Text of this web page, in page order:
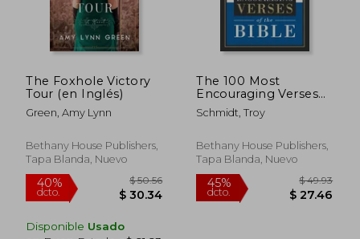
The Foxhole Victory
Tour (en Inglés)
Green, Amy Lynn
Bethany House Publishers,
Tapa Blanda, Nuevo
Disponible Usado
The 100 Most
Encouraging Verses
of the Bible (en
Inglés)
Schmidt, Troy
Bethany House Publishers,
Tapa Blanda, Nuevo